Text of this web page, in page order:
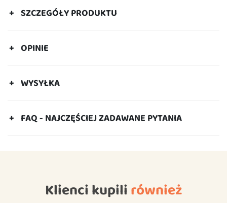
SZCZEGÓŁY PRODUKTU
OPINIE
WYSYŁKA
FAQ - NAJCZĘŚCIEJ ZADAWANE PYTANIA
Klienci kupili również